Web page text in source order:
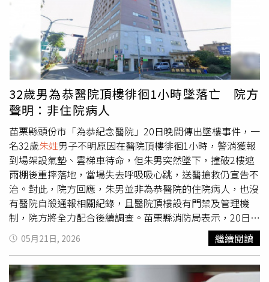
出境、出海；另，宋姓主嫌遭裁定羈押禁見。大安分局強
調，對於任何持槍暴力犯罪及槍擊案件均採取零容忍態度，
秉持「快速反應、強力執法、依法究辦」原則，絕不容許不
法分子挑戰公權力。並持續針對轄內易滋事場所加強臨檢及
巡查勤務，全力淨化治安環境，維護市民生命財產安全，提
供市民安心、安全的生活環境。
32歲男為恭醫院頂樓徘徊1小時墜落亡 院方
聲明：非住院病人
苗栗縣頭份市「為恭紀念醫院」20日晚間傳出墜樓事件，一
名32歲朱姓男子不明原因在醫院頂樓徘徊1小時，警消獲報
到場架設氣墊、雲梯車待命，但朱男突然墜下，撞破2樓遮
雨棚後重摔落地，當場失去呼吸吸心跳，送醫搶救仍宣告不
治。對此，院方回應，朱男並非為恭醫院的住院病人，也沒
有醫院自殺通報相關紀錄，且醫院頂樓設有門禁及管理機
制，院方將全力配合後續調查。苗栗縣消防局表示，20日晚
間6時28分接獲民眾報案，指醫院頂樓有人疑似情緒不穩，
在高處來回走動，消防救護人員在6時37分趕抵現場，在1
樓地面鋪設氣墊，並出動雲梯車待命，警方則聯繫家屬到場
協助安撫。怎料，晚間7時50分左右，朱男從高處墜下，撞
05月21日, 2026 繼續閱讀